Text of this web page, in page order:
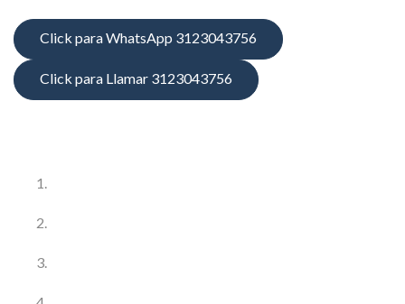
Click para WhatsApp 3123043756
Click para Llamar 3123043756